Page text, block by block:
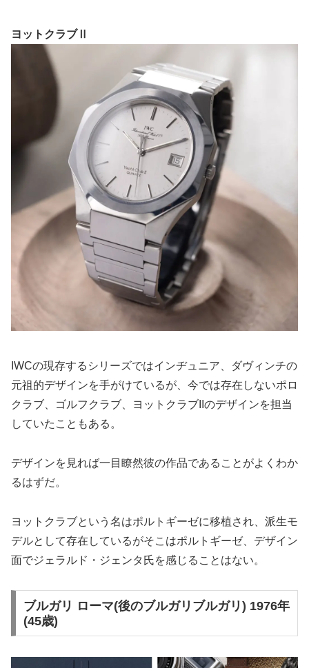
ヨットクラブⅡ
IWCの現存するシリーズではインヂュニア、ダヴィンチの
元祖的デザインを手がけているが、今では存在しないポロ
クラブ、ゴルフクラブ、ヨットクラブIIのデザインを担当
していたこともある。
デザインを見れば一目瞭然彼の作品であることがよくわか
るはずだ。
ヨットクラブという名はポルトギーゼに移植され、派生モ
デルとして存在しているがそこはポルトギーゼ、デザイン
面でジェラルド・ジェンタ氏を感じることはない。
ブルガリ ローマ(後のブルガリブルガリ) 1976年
(45歳)